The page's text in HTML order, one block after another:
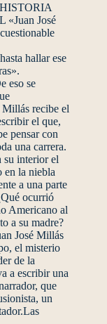
José
hallar ese
eso se
Millás recibe el
el que,
pensar con
una carrera.
su interior el
en la niebla
a una parte
ocurrió
Americano al
a su madre?
José Millás
el misterio
de la
a escribir una
que
un